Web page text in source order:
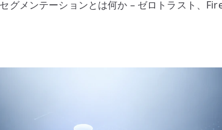
グメンテーションとは何か – ゼロトラスト、